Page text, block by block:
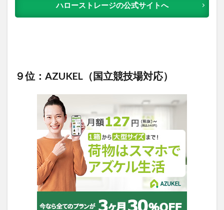
ハローストレージの公式サイトへ
９位：AZUKEL（国立競技場対応）